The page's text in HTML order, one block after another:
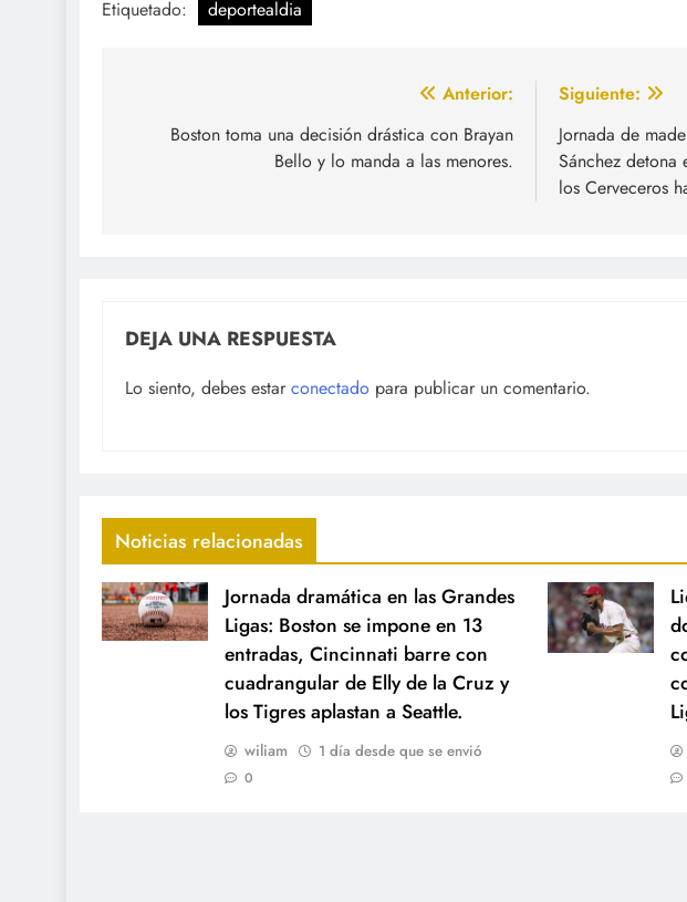
Etiquetado: deportealdia
Anterior:
Boston toma una decisión drástica con Brayan
Bello y lo manda a las menores.
Siguiente:
Jornada de
Sánchez
los Cerveceros
DEJA UNA RESPUESTA
Lo siento, debes estar conectado para publicar un comentario.
Noticias relacionadas
Jornada dramática en las Grandes
Ligas: Boston se impone en 13
entradas, Cincinnati barre con
cuadrangular de Elly de la Cruz y
los Tigres aplastan a Seattle.
wiliam 1 día desde que se envió
0